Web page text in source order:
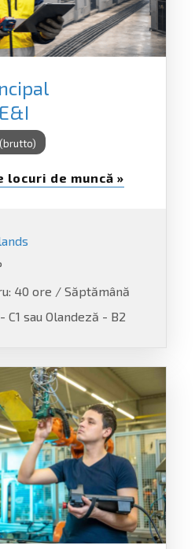
de muncă »
40 ore / Săptămână
C1 sau Olandeză - B2